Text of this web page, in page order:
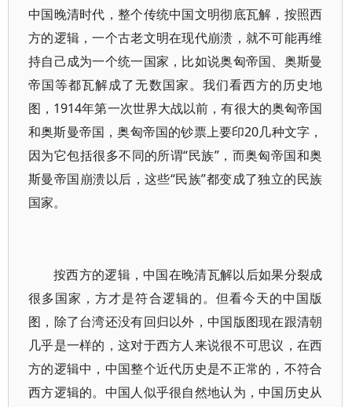
中国晚清时代，整个传统中国文明彻底瓦解，按照西
方的逻辑，一个古老文明在现代崩溃，就不可能再维
持自己成为一个统一国家，比如说奥匈帝国、奥斯曼
帝国等都瓦解成了无数国家。我们看西方的历史地
图，1914年第一次世界大战以前，有很大的奥匈帝国
和奥斯曼帝国，奥匈帝国的钞票上要印20几种文字，
因为它包括很多不同的所谓“民族”，而奥匈帝国和奥
斯曼帝国崩溃以后，这些“民族”都变成了独立的民族
国家。
按西方的逻辑，中国在晚清瓦解以后如果分裂成
很多国家，方才是符合逻辑的。但看今天的中国版
图，除了台湾还没有回归以外，中国版图现在跟清朝
几乎是一样的，这对于西方人来说很不可思议，在西
方的逻辑中，中国整个近代历史是不正常的，不符合
西方逻辑的。中国人似乎很自然地认为，中国历史从